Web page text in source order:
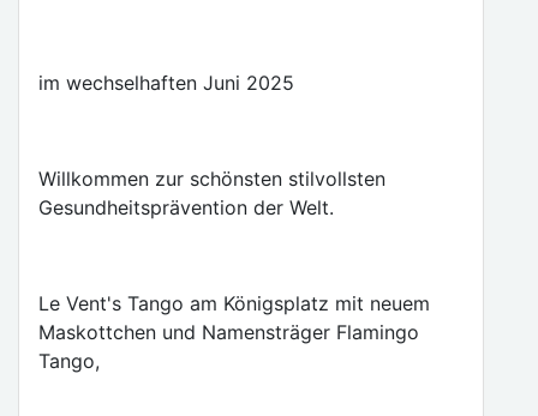
im wechselhaften Juni 2025
Willkommen zur schönsten stilvollsten
Gesundheitsprävention der Welt.
Le Vent's Tango am Königsplatz mit neuem
Maskottchen und Namensträger Flamingo
Tango,